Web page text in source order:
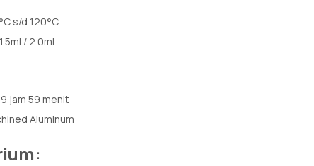
s/d 120°C
/ 2.0ml
jam 59 menit
Aluminum